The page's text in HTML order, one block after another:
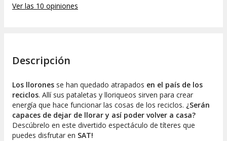
Ver las 10 opiniones
Descripción
Los llorones se han quedado atrapados en el país de los
reciclos. Allí sus pataletas y lloriqueos sirven para crear
energía que hace funcionar las cosas de los reciclos. ¿Serán
capaces de dejar de llorar y así poder volver a casa?
Descúbrelo en este divertido espectáculo de títeres que
puedes disfrutar en SAT!